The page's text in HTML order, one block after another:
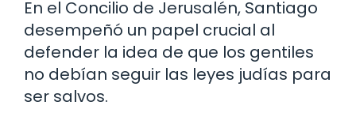
En el Concilio de Jerusalén, Santiago
desempeñó un papel crucial al
defender la idea de que los gentiles
no debían seguir las leyes judías para
ser salvos.